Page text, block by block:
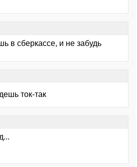
в сберкассе, и не забудь
ток-так